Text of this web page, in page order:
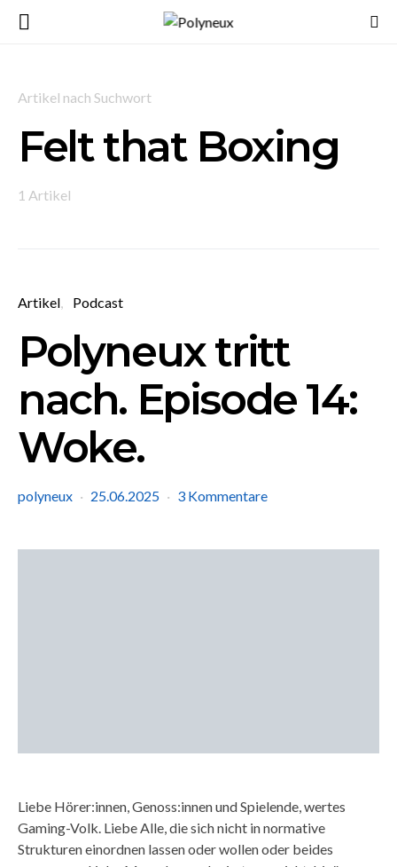
Artikel nach Suchwort
Felt that Boxing
1 Artikel
Artikel Podcast
Polyneux tritt
nach. Episode 14:
Woke.
polyneux 25.06.2025 3 Kommentare
Liebe Hörer:innen, Genoss:innen und Spielende, wertes
Gaming-Volk. Liebe Alle, die sich nicht in normative
Strukturen einordnen lassen oder wollen oder beides